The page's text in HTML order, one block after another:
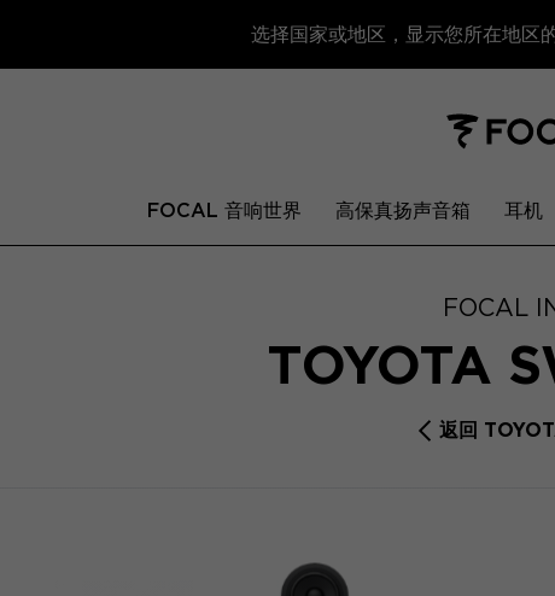
选择国家或地区，显示您所在地区
FOCAL 音响世界 高保真扬声音箱 耳机
FOCAL
TOYOTA
返回